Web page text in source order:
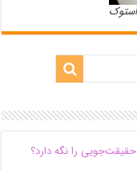
را نگه دارد؟